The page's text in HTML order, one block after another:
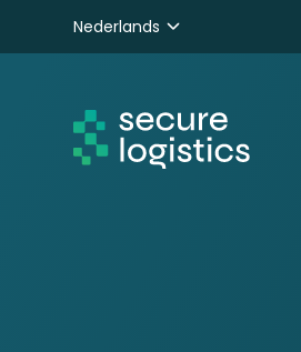
Nederlands
English